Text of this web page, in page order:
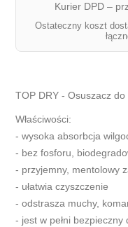
Kurier DPD –
Ostateczny koszt
TOP DRY - Osuszacz do
Właściwości:
- wysoka absorbcja
- bez fosforu,
- przyjemny, mentolowy
- ułatwia czyszczenie
- odstrasza muchy,
- jest w pełni bezpieczny